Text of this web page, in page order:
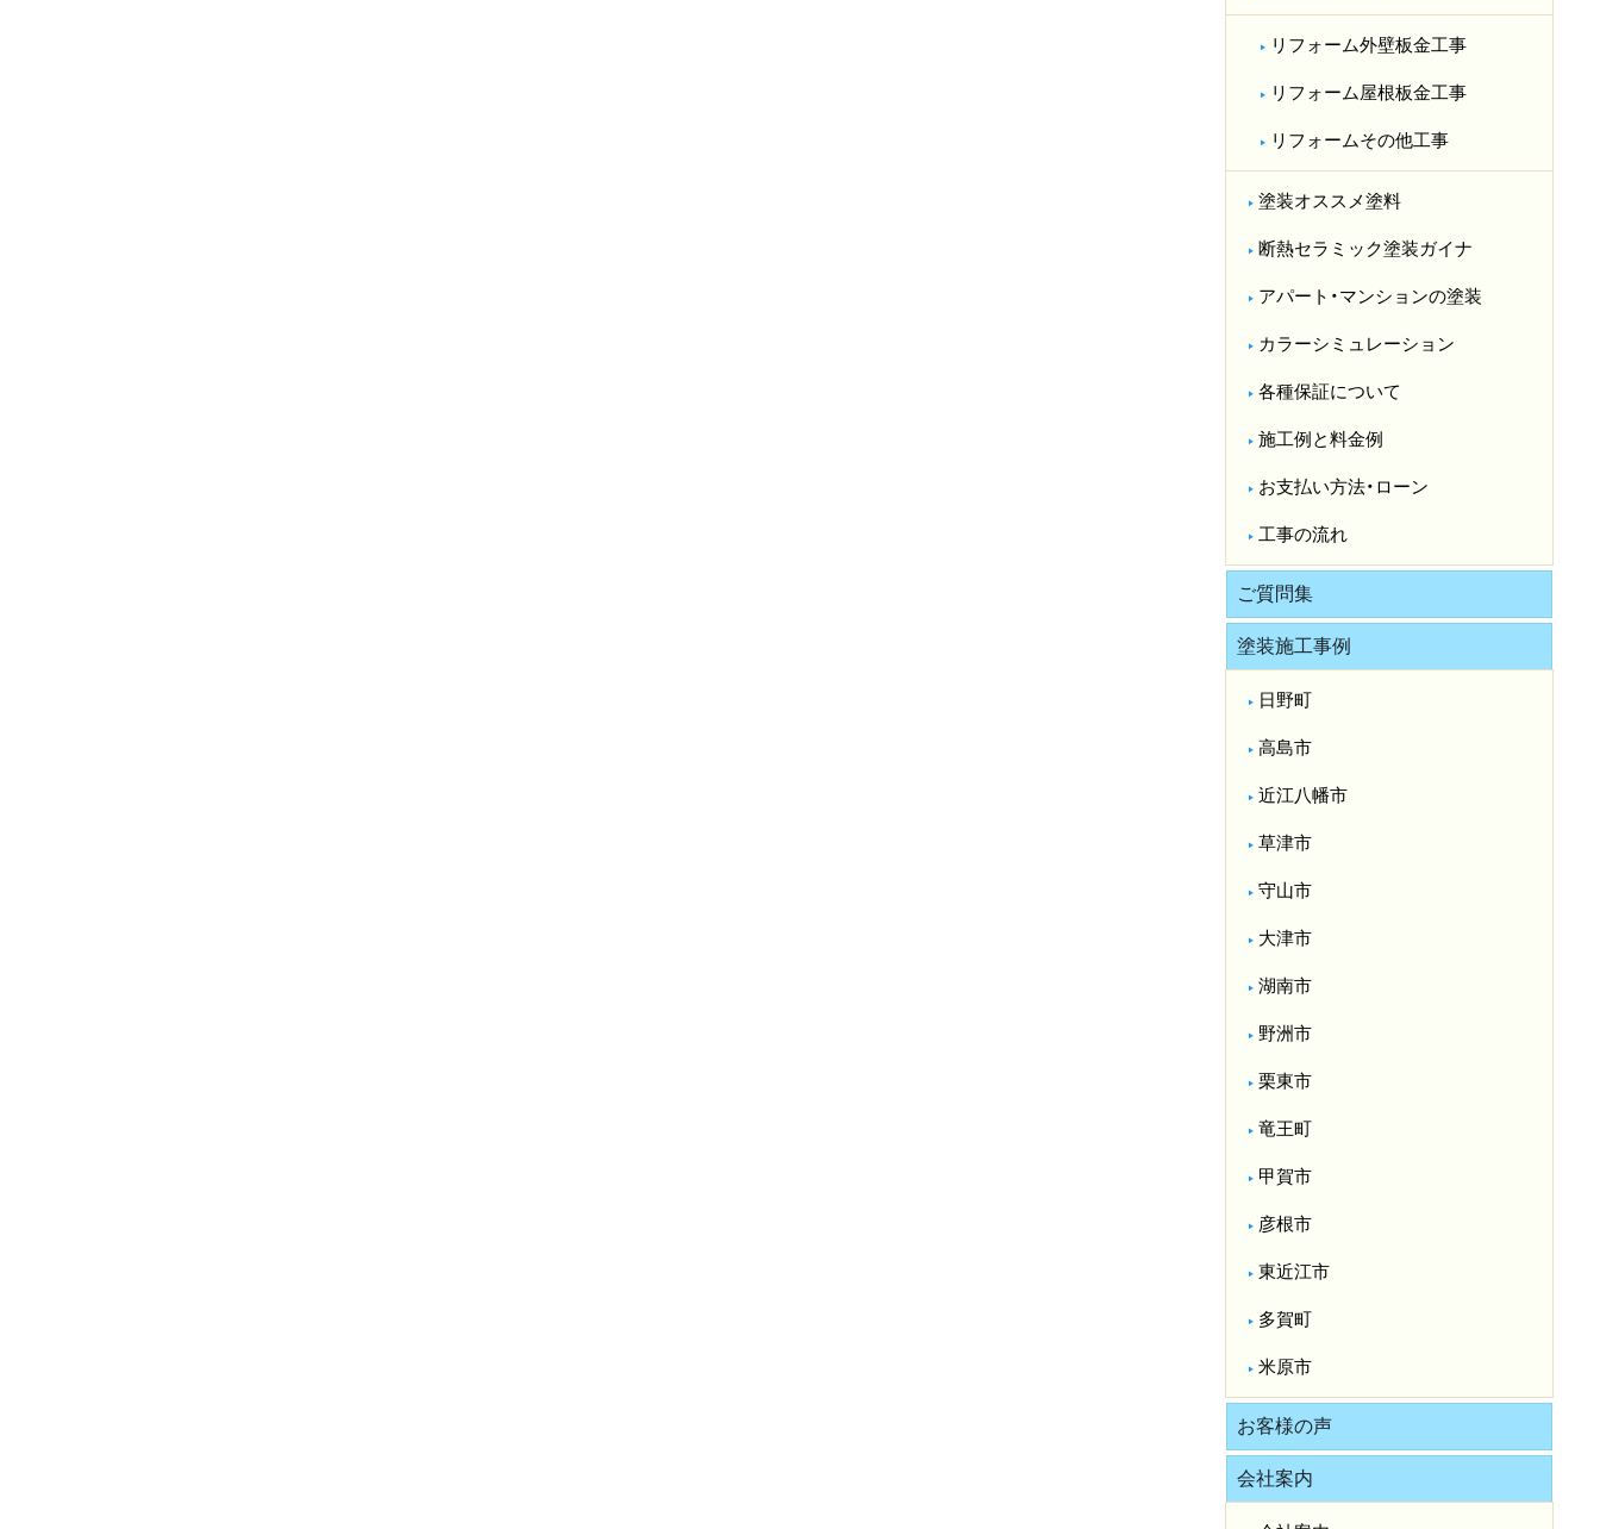
リフォーム外壁板金工事
リフォーム屋根板金工事
リフォームその他工事
塗装オススメ塗料
断熱セラミック塗装ガイナ
アパート・マンションの塗装
カラーシミュレーション
各種保証について
施工例と料金例
お支払い方法・ローン
工事の流れ
ご質問集
塗装施工事例
日野町
高島市
近江八幡市
草津市
守山市
大津市
湖南市
野洲市
栗東市
竜王町
甲賀市
彦根市
東近江市
多賀町
米原市
お客様の声
会社案内